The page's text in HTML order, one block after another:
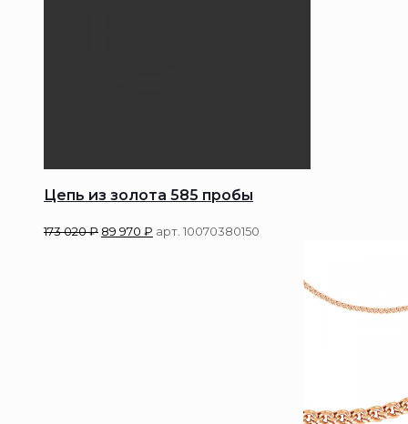
Цепь из золота 585 пробы
173 020₽ 89 970 ₽ арт. 10070380150